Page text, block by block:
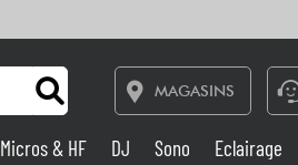
MAGASINS
Micros & HF DJ Sono Eclairage